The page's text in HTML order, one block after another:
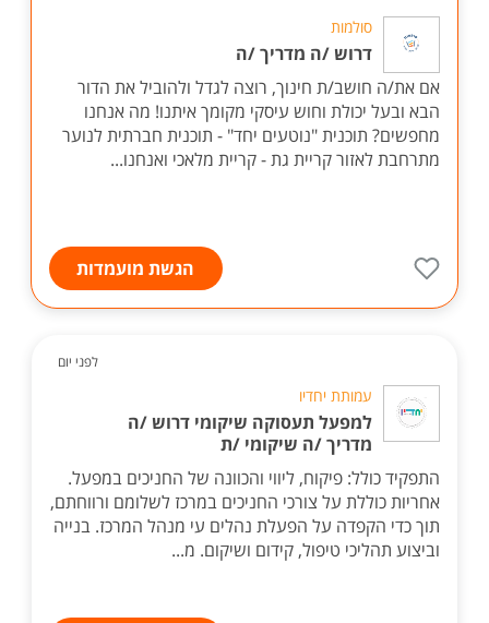
סולמות
דרוש /ה מדריך /ה
אם את/ה חושב/ת חינוך, רוצה לגדל ולהוביל את הדור
הבא ובעל יכולת וחוש עיסקי מקומך איתנו! מה אנחנו
מחפשים? תוכנית "נוטעים יחד" - תוכנית חברתית לנוער
מתרחבת לאזור קריית גת - קריית מלאכי ואנחנו...
הגשת מועמדות
לפני יום
עמותת יחדיו
למפעל תעסוקה שיקומי דרוש /ה
מדריך /ה שיקומי /ת
התפקיד כולל: פיקוח, ליווי והכוונה של החניכים במפעל.
אחריות כוללת על צורכי החניכים במרכז לשלומם ורווחתם,
תוך כדי הקפדה על הפעלת נהלים עי מנהל המרכז. בנייה
וביצוע תהליכי טיפול, קידום ושיקום. מ...